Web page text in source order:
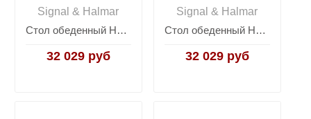
Signal & Halmar
Стол обеденный Halmar GRACJAN, раскладной (дуб сонома)
32 029 руб
Signal & Halmar
Стол обеденный Halmar GRACJAN, раскладной (темный орех)
32 029 руб